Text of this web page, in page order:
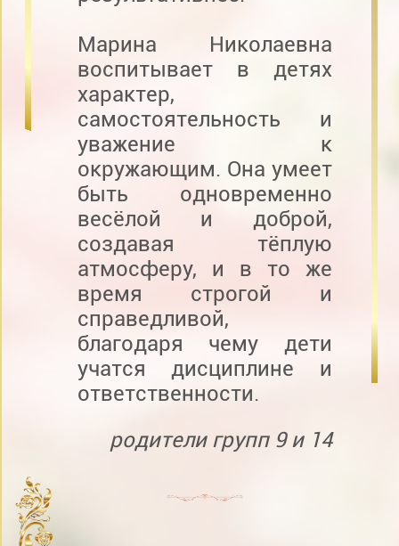
Марина Николаевна
воспитывает в детях
характер,
самостоятельность и
уважение к
окружающим. Она умеет
быть одновременно
весёлой и доброй,
создавая тёплую
атмосферу, и в то же
время строгой и
справедливой,
благодаря чему дети
учатся дисциплине и
ответственности.
родители групп 9 и 14